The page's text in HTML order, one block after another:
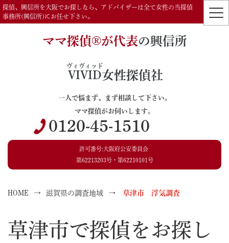
探偵、興信所を大阪でお探しなら、アドバイザーは全て女性の当探偵
事務所(興信所)にお任せ下さい。
ママ探偵®️が代表の興信所
VIVID
ヴィヴィッド
女性探偵社
一人で悩まず、まず相談して下さい。
ママ探偵がお伺いします。
0120-45-1510
許可番号:大阪府公安委員会
第62213203号・第62210101号
HOME 滋賀県の調査地域 草津市 浮気調査
草津市で探偵をお探し